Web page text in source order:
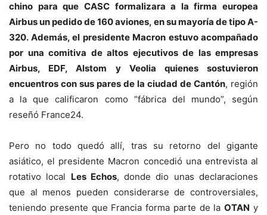
chino para que CASC formalizara a la firma europea
Airbus un pedido de 160 aviones, en su mayoría de tipo A-
320. Además, el presidente Macron estuvo acompañado
por una comitiva de altos ejecutivos de las empresas
Airbus, EDF, Alstom y Veolia quienes sostuvieron
encuentros con sus pares de la ciudad de Cantón, región
a la que calificaron como “fábrica del mundo”, según
reseñó France24.
Pero no todo quedó allí, tras su retorno del gigante
asiático, el presidente Macron concedió una entrevista al
rotativo local Les Echos, donde dio unas declaraciones
que al menos pueden considerarse de controversiales,
teniendo presente que Francia forma parte de laOTAN y